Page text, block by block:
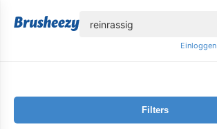
Einloggen
Filters